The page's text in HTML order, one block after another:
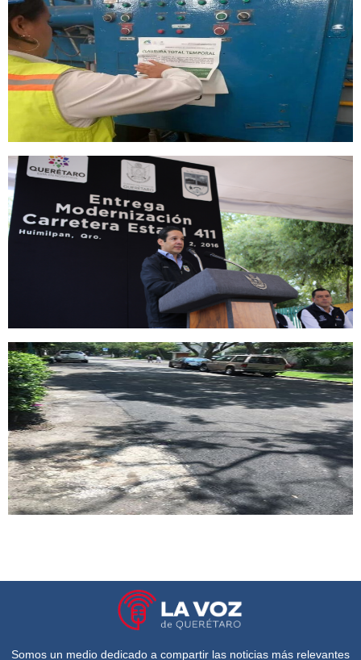
Somos un medio dedicado a compartir las noticias más relevantes